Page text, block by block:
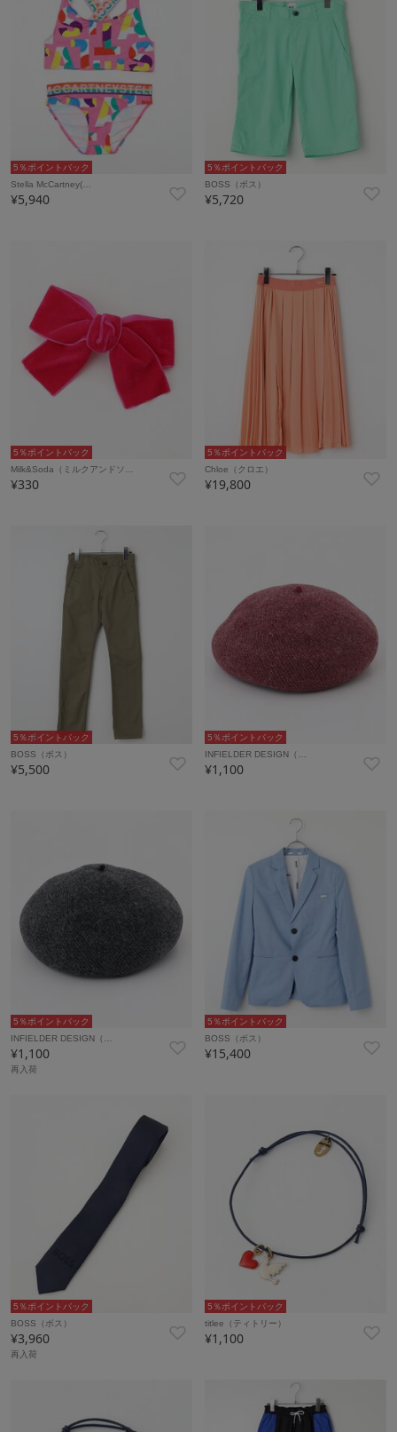
5％ポイントバック
Stella McCartney(…
¥5,940
5％ポイントバック
BOSS（ボス）
¥5,720
5％ポイントバック
Milk&Soda（ミルクアンドソ…
¥330
5％ポイントバック
Chloe（クロエ）
¥19,800
5％ポイントバック
BOSS（ボス）
¥5,500
5％ポイントバック
INFIELDER DESIGN（…
¥1,100
5％ポイントバック
INFIELDER DESIGN（…
¥1,100
再入荷
5％ポイントバック
BOSS（ボス）
¥15,400
5％ポイントバック
BOSS（ボス）
¥3,960
再入荷
5％ポイントバック
titlee（ティトリー）
¥1,100